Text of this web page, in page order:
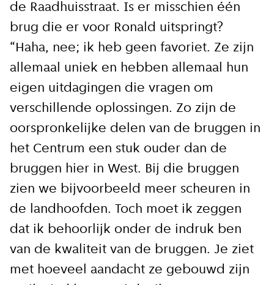
de Raadhuisstraat. Is er misschien één
brug die er voor Ronald uitspringt?
“Haha, nee; ik heb geen favoriet. Ze zijn
allemaal uniek en hebben allemaal hun
eigen uitdagingen die vragen om
verschillende oplossingen. Zo zijn de
oorspronkelijke delen van de bruggen in
het Centrum een stuk ouder dan de
bruggen hier in West. Bij die bruggen
zien we bijvoorbeeld meer scheuren in
de landhoofden. Toch moet ik zeggen
dat ik behoorlijk onder de indruk ben
van de kwaliteit van de bruggen. Je ziet
met hoeveel aandacht ze gebouwd zijn